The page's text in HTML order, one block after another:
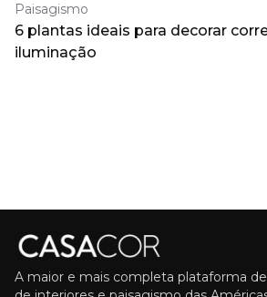
Paisagismo
6 plantas ideais para decorar
iluminação
A maior e mais completa plataforma